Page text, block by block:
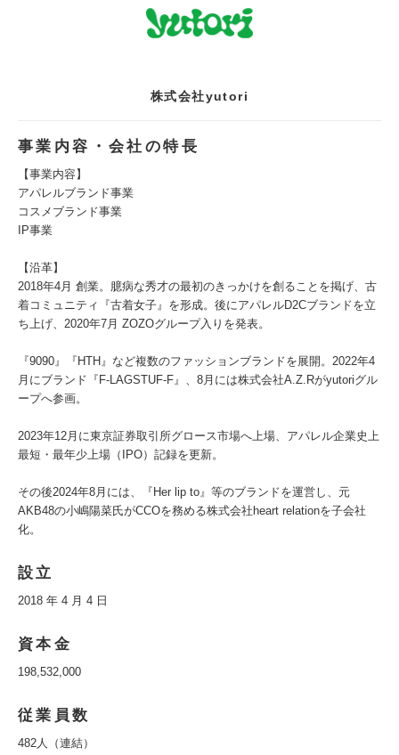
株式会社yutori
事業内容・会社の特長
【事業内容】
アパレルブランド事業
コスメブランド事業
IP事業
【沿革】
2018年4月 創業。臆病な秀才の最初のきっかけを創ることを掲げ、古
着コミュニティ『古着女子』を形成。後にアパレルD2Cブランドを立
ち上げ、2020年7月 ZOZOグループ入りを発表。
『9090』『HTH』など複数のファッションブランドを展開。2022年4
月にブランド『F-LAGSTUF-F』、8月には株式会社A.Z.Rがyutoriグル
ープへ参画。
2023年12月に東京証券取引所グロース市場へ上場、アパレル企業史上
最短・最年少上場（IPO）記録を更新。
その後2024年8月には、『Her lip to』等のブランドを運営し、元
AKB48の小嶋陽菜氏がCCOを務める株式会社heart relationを子会社
化。
設立
2018 年 4 月 4 日
資本金
198,532,000
従業員数
482人（連結）